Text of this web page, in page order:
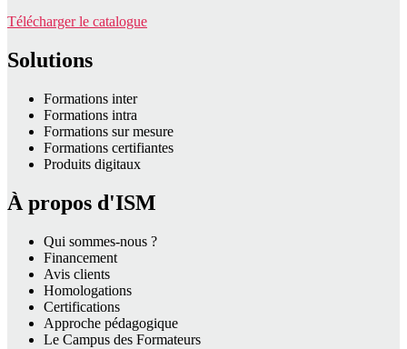
Télécharger le catalogue
Solutions
Formations inter
Formations intra
Formations sur mesure
Formations certifiantes
Produits digitaux
À propos d'ISM
Qui sommes-nous ?
Financement
Avis clients
Homologations
Certifications
Approche pédagogique
Le Campus des Formateurs